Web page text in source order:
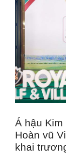
Á hậu
Hoàn vũ
khai